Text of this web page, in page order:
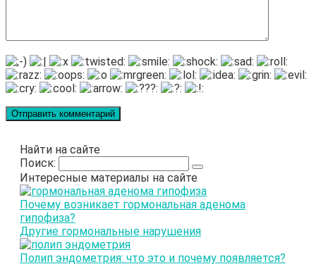
Найти на сайте
Поиск:
Интересные материалы на сайте
Почему возникает гормональная аденома
гипофиза?
Другие гормональные нарушения
Полип эндометрия: что это и почему появляется?